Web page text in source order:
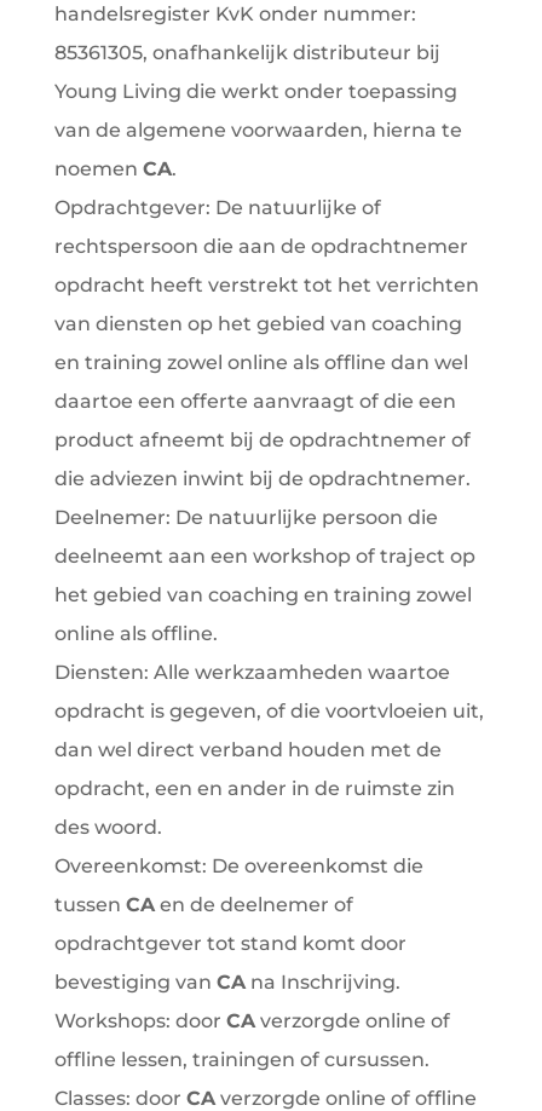
handelsregister KvK onder nummer:
85361305, onafhankelijk distributeur bij
Young Living die werkt onder toepassing
van de algemene voorwaarden, hierna te
noemen CA.
Opdrachtgever: De natuurlijke of
rechtspersoon die aan de opdrachtnemer
opdracht heeft verstrekt tot het verrichten
van diensten op het gebied van coaching
en training zowel online als offline dan wel
daartoe een offerte aanvraagt of die een
product afneemt bij de opdrachtnemer of
die adviezen inwint bij de opdrachtnemer.
Deelnemer: De natuurlijke persoon die
deelneemt aan een workshop of traject op
het gebied van coaching en training zowel
online als offline.
Diensten: Alle werkzaamheden waartoe
opdracht is gegeven, of die voortvloeien uit,
dan wel direct verband houden met de
opdracht, een en ander in de ruimste zin
des woord.
Overeenkomst: De overeenkomst die
tussen CAen de deelnemer of
opdrachtgever tot stand komt door
bevestiging van CAna Inschrijving.
Workshops: door CAverzorgde online of
offline lessen, trainingen of cursussen.
Classes: door CAverzorgde online of offline